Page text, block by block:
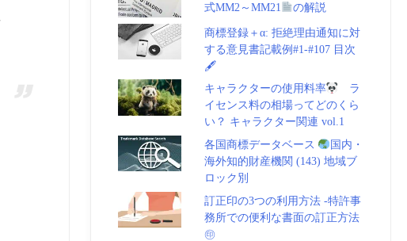
式MM2～MM21
の解説
商標登録＋α: 拒絶理由通知に対
する意見書記載例#1-#107 目次
🖋
キャラクターの使用料率
ラ
イセンス料の相場ってどのくら
い？ キャラクター関連 vol.1
各国商標データベース
国内・
海外知的財産機関 (143) 地域ブ
ロック別
訂正印の3つの利用方法 -特許事
務所での便利な書面の訂正方法
㊞